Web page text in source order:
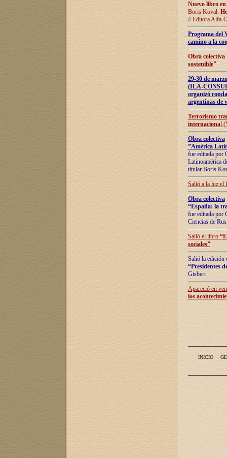
Nuevo libro
Boris Koval.
// Editora Alfa-
Programa del
camino a la
Obra
sostenible"
29-30 de
(ILA-
organizó
argentinas de
Terrorismo
internacional
Obra colectiva
”América
fue editada por
Latinoamérica
titular Boris
Salió a la luz el
Obra colectiva
“España: la
fue editada por
Ciencias de
Salió el libro “
sociales”
Salió la edición
“Presidentes
Gisbert
Apareció en
los
INICIO